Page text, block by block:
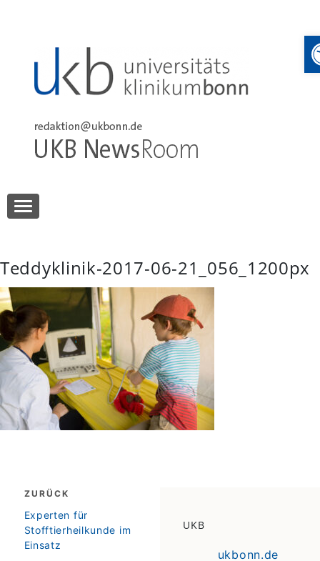
UKB NewsRoom
Teddyklinik-2017-06-21_056_1200px
Beitragsnavigation
ZURÜCK
zurück
Experten für
Stofftierheilkunde im
Einsatz
UKB
ukbonn.de